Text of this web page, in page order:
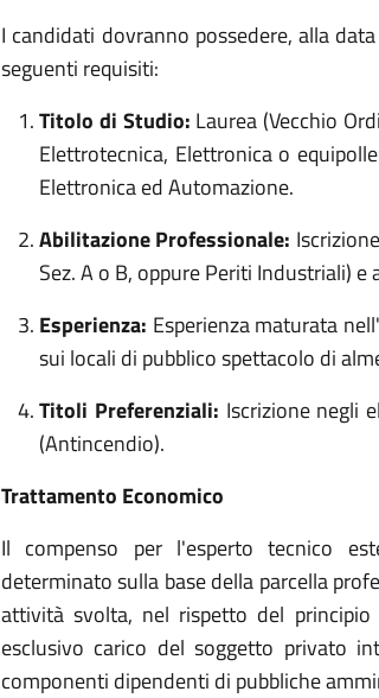
I candidati dovranno possedere, alla
seguenti requisiti:
Titolo di Studio: Laurea (Vecchio
Elettrotecnica, Elettronica o
Elettronica ed Automazione.
Abilitazione Professionale:
Sez. A o B, oppure Periti Industriali)
Esperienza: Esperienza maturata
sui locali di pubblico spettacolo di
Titoli Preferenziali: Iscrizione negli
(Antincendio).
Trattamento Economico
Il compenso per l'esperto tecnico
determinato sulla base della parcella
attività svolta, nel rispetto del
esclusivo carico del soggetto privato
componenti dipendenti di pubbliche